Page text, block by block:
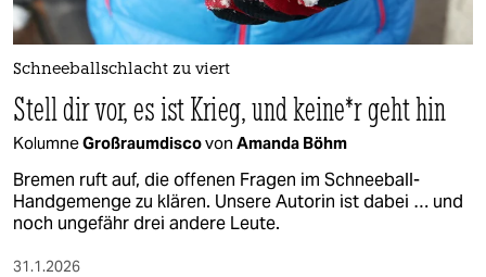
Schneeballschlacht zu viert
Stell dir vor, es ist Krieg, und kei­ne*r geht hin
KolumneGroßraumdiscovon Amanda Böhm
Bremen ruft auf, die offenen Fragen im Schneeball-
Handgemenge zu klären. Unsere Autorin ist dabei … und
noch ungefähr drei andere Leute.
31.1.2026